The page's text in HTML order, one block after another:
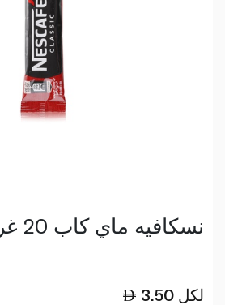
نسكافيه ماي كاب 20 غرام
3.50 لكل